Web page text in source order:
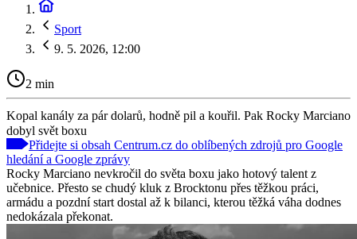
Sport
9. 5. 2026, 12:00
2 min
Kopal kanály za pár dolarů, hodně pil a kouřil. Pak Rocky Marciano
dobyl svět boxu
Přidejte si obsah Centrum.cz do oblíbených zdrojů pro Google
hledání a Google zprávy
Rocky Marciano nevkročil do světa boxu jako hotový talent z
učebnice. Přesto se chudý kluk z Brocktonu přes těžkou práci,
armádu a pozdní start dostal až k bilanci, kterou těžká váha dodnes
nedokázala překonat.